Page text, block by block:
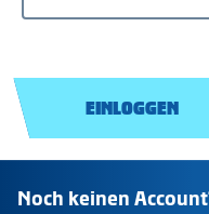
EINLOGGEN
Noch keinen